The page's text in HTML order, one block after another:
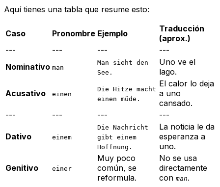
Aquí tienes una tabla que resume esto:
Caso Pronombre Ejemplo
Traducción
(aprox.)
---
--- ---
---
Nominativo man
Man sieht den
See.
Uno ve el
lago.
Acusativo einen
Die Hitze macht
einen müde.
El calor lo deja
a uno
cansado.
---
--- --- ---
Dativo einem
Die Nachricht
gibt einem
Hoffnung.
La noticia le da
esperanza a
uno.
Genitivo einer
Muy poco
común, se
reformula.
No se usa
directamente
con man.